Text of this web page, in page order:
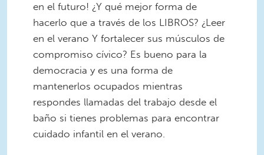
en el futuro! ¿Y qué mejor forma de
hacerlo que a través de los LIBROS? ¿Leer
en el verano Y fortalecer sus músculos de
compromiso cívico? Es bueno para la
democracia y es una forma de
mantenerlos ocupados mientras
respondes llamadas del trabajo desde el
baño si tienes problemas para encontrar
cuidado infantil en el verano.